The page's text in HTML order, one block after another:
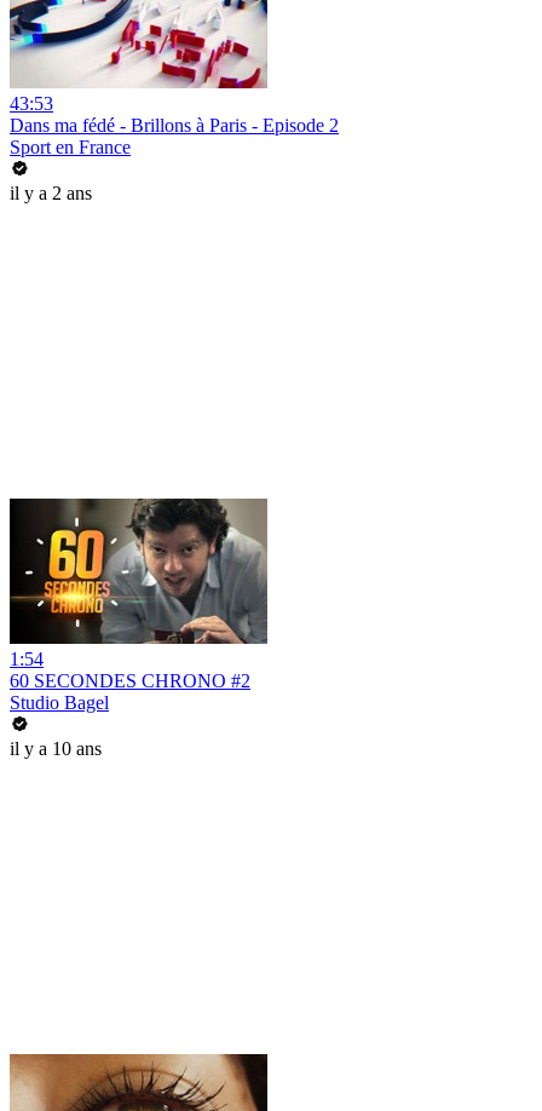
43:53
Dans ma fédé - Brillons à Paris - Episode 2
Sport en France
il y a 2 ans
1:54
60 SECONDES CHRONO #2
Studio Bagel
il y a 10 ans